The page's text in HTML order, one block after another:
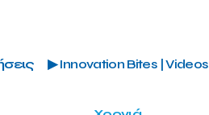
▶ Innovation Bites | Videos